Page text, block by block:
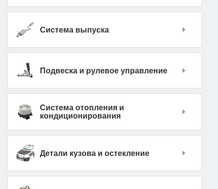
Система выпуска
Подвеска и рулевое управление
Система отопления и
кондиционирования
Детали кузова и остекление